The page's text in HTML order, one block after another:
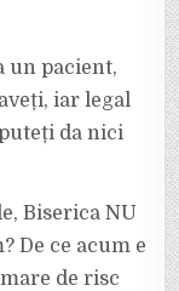
un pacient,
iar legal
da nici
Biserica NU
De ce acum e
de risc